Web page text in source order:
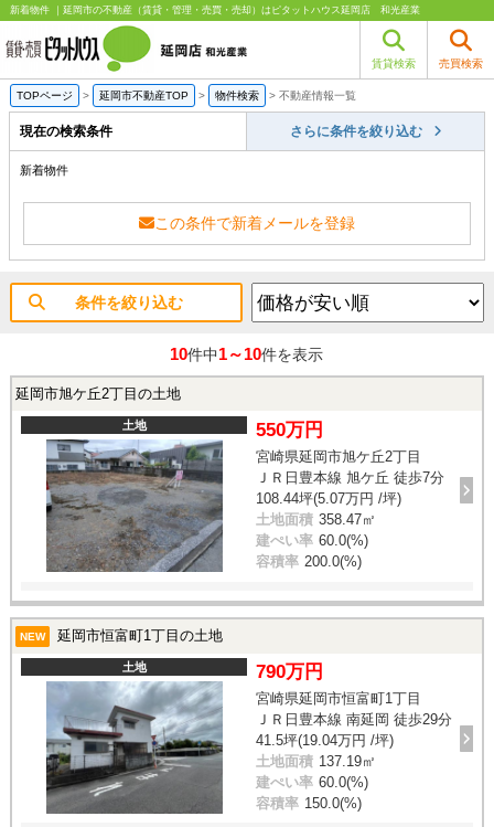
新着物件 ｜延岡市の不動産（賃貸・管理・売買・売却）はピタットハウス延岡店 和光産業
賃貸検索 売買検索
TOPページ > 延岡市不動産TOP > 物件検索 > 不動産情報一覧
現在の検索条件 さらに条件を絞り込む
新着物件
この条件で新着メールを登録
条件を絞り込む
10件中1～10件を表示
延岡市旭ケ丘2丁目の土地
土地 550万円
宮崎県延岡市旭ケ丘2丁目
ＪＲ日豊本線 旭ケ丘 徒歩7分
108.44坪(5.07万円 /坪)
土地面積 358.47㎡
建ぺい率 60.0(%)
容積率 200.0(%)
NEW 延岡市恒富町1丁目の土地
土地 790万円
宮崎県延岡市恒富町1丁目
ＪＲ日豊本線 南延岡 徒歩29分
41.5坪(19.04万円 /坪)
土地面積 137.19㎡
建ぺい率 60.0(%)
容積率 150.0(%)